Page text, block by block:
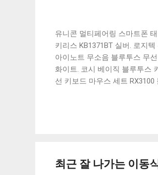
유니콘 멀티페어링 스마트폰
키리스 KB1371BT 실버. 로지
아이노트 무소음 블루투스 무
화이트. 코시 베이직 블루투스
선 키보드 마우스 세트
최근 잘 나가는 이동